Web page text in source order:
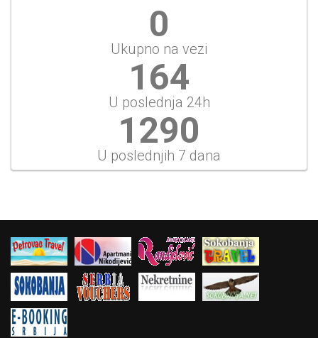
0
Ukupno na vezi
189
U poslednja 24h
1488
U poslednjih 7 dana